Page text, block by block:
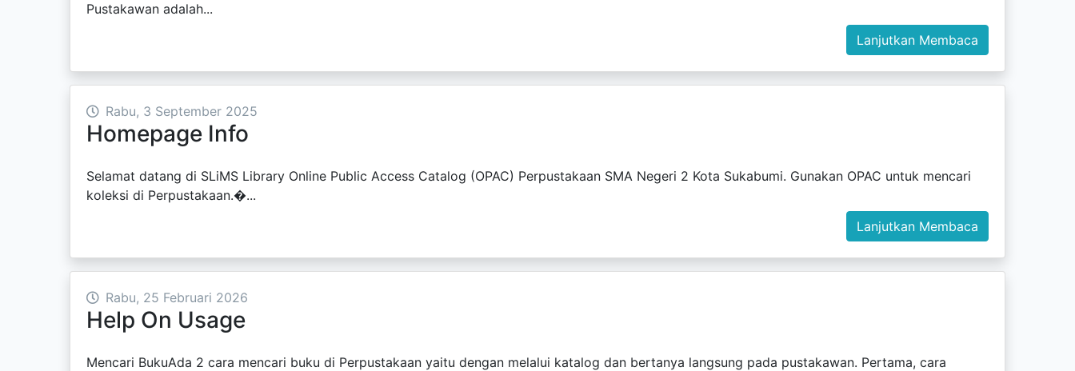
Pustakawan adalah...
Lanjutkan Membaca
Rabu, 3 September 2025
Homepage Info
Selamat datang di SLiMS Library Online Public Access Catalog (OPAC) Perpustakaan SMA Negeri 2 Kota Sukabumi. Gunakan OPAC untuk mencari
koleksi di Perpustakaan.�...
Lanjutkan Membaca
Rabu, 25 Februari 2026
Help On Usage
Mencari BukuAda 2 cara mencari buku di Perpustakaan yaitu dengan melalui katalog dan bertanya langsung pada pustakawan. Pertama, cara